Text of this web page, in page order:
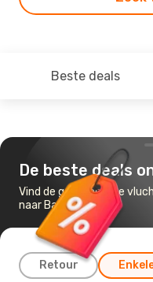
Beste deals
De beste deals
Vind de goedkoopste
naar Barcelona
Retour